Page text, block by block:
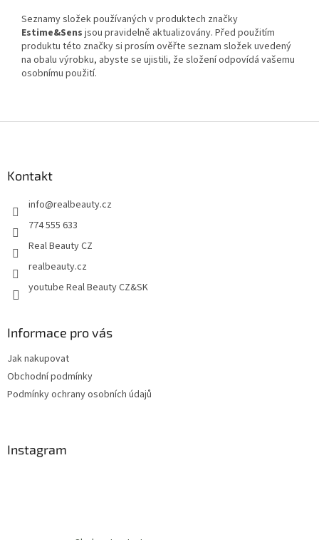
Seznamy složek používaných v produktech značky
Estime&Sens jsou pravidelně aktualizovány. Před použitím
produktu této značky si prosím ověřte seznam složek uvedený
na obalu výrobku, abyste se ujistili, že složení odpovídá vašemu
osobnímu použití.
Kontakt
info@realbeauty.cz
774 555 633
Real Beauty CZ
realbeauty.cz
youtube Real Beauty CZ&SK
Informace pro vás
Jak nakupovat
Obchodní podmínky
Podmínky ochrany osobních údajů
Instagram